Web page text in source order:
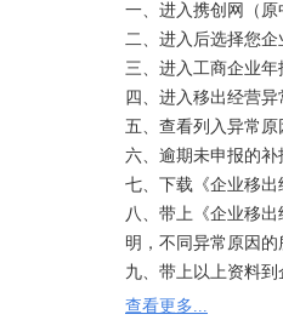
一、进入携创网（原
二、进入后选择您企
三、进入工商企业年
四、进入移出经营异
五、查看列入异常原
六、逾期未申报的补
七、下载《企业移出
八、带上《企业移
明，不同异常原因的
九、带上以上资料到
十、工商局自收到资
查看更多...